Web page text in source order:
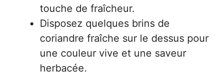
touche de fraîcheur.
Disposez quelques brins de
coriandre fraîche sur le dessus pour
une couleur vive et une saveur
herbacée.